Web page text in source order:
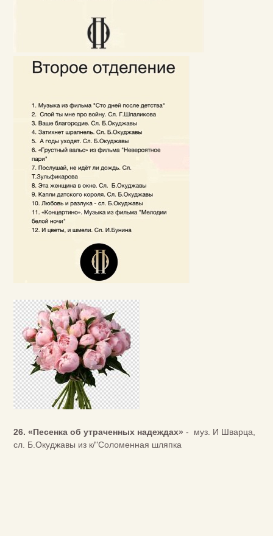
26. «Песенка об утраченных надеждах» - муз. И Шварца,
сл. Б.Окуджавы из к/"Соломенная шляпка